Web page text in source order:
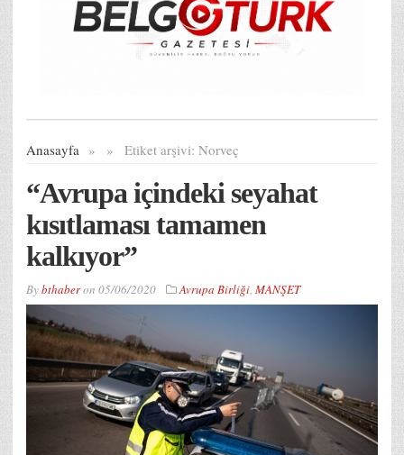
Anasayfa » Etiket arşivi:
» Norveç
“Avrupa içindeki seyahat
kısıtlaması tamamen
kalkıyor”
Bybthaberon 05/06/2020 Avrupa Birliği, MANŞET